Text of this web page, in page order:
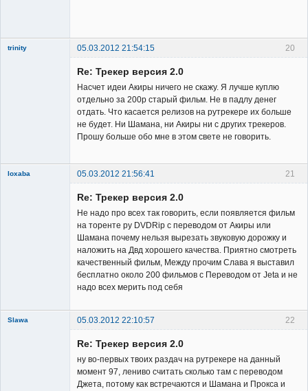
20
trinity 05.03.2012 21:54:15
Re: Трекер версия 2.0
Насчет идеи Акиры ничего не скажу. Я лучше куплю
отдельно за 200р старый фильм. Не в падлу денег
отдать. Что касается релизов на рутрекере их больше
не будет. Ни Шамана, ни Акиры ни с других трекеров.
Прошу больше обо мне в этом свете не говорить.
21
loxaba
05.03.2012 21:56:41
Re: Трекер версия 2.0
Не надо про всех так говорить, если появляется фильм
на торенте ру DVDRip c переводом от Акиры или
Шамана почему нельзя вырезать звуковую дорожку и
наложить на Двд хорошего качества. Приятно смотреть
качественный фильм, Между прочим Слава я выставил
бесплатно около 200 фильмов с Переводом от Jeta и не
надо всех мерить под себя
22
Slawa
05.03.2012 22:10:57
Re: Трекер версия 2.0
ну во-первых твоих раздач на рутрекере на данный
момент 97, лениво считать сколько там с переводом
Джета, потому как встречаются и Шамана и Прокса и